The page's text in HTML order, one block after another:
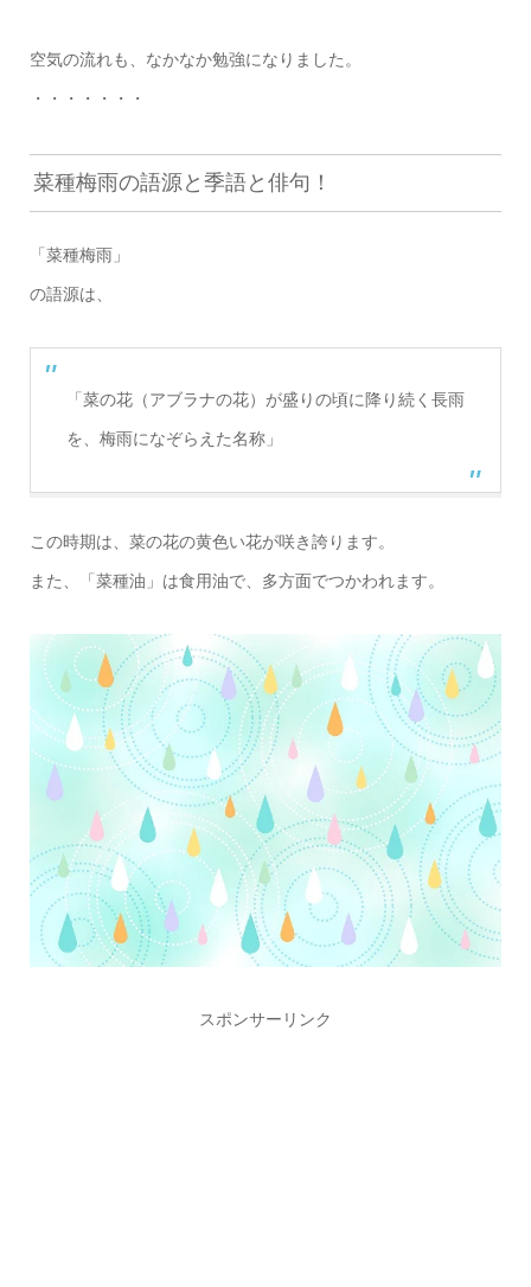
空気の流れも、なかなか勉強になりました。
・・・・・・・
菜種梅雨の語源と季語と俳句！
「菜種梅雨」
の語源は、
「菜の花（アブラナの花）が盛りの頃に降り続く長雨
を、梅雨になぞらえた名称」
この時期は、菜の花の黄色い花が咲き誇ります。
また、「菜種油」は食用油で、多方面でつかわれます。
スポンサーリンク